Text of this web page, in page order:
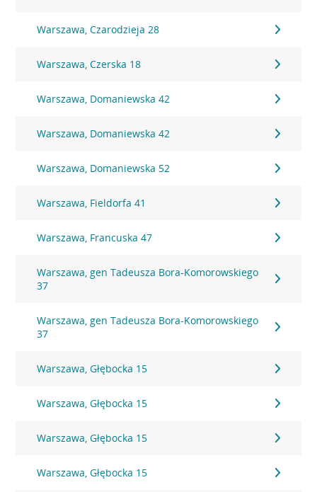
Warszawa, Czarodzieja 28
Warszawa, Czerska 18
Warszawa, Domaniewska 42
Warszawa, Domaniewska 42
Warszawa, Domaniewska 52
Warszawa, Fieldorfa 41
Warszawa, Francuska 47
Warszawa, gen Tadeusza Bora-Komorowskiego
37
Warszawa, gen Tadeusza Bora-Komorowskiego
37
Warszawa, Głębocka 15
Warszawa, Głębocka 15
Warszawa, Głębocka 15
Warszawa, Głębocka 15